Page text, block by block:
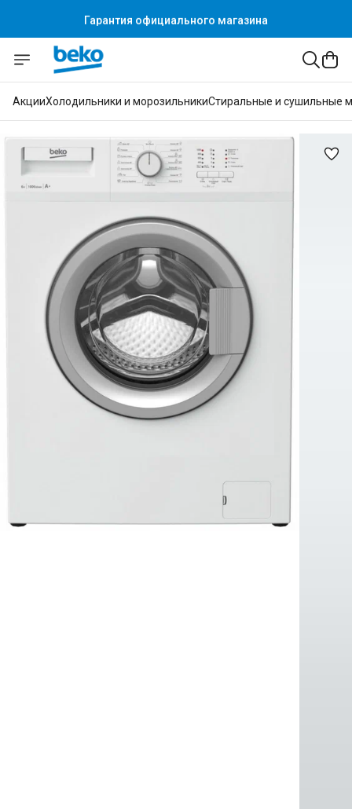
Гарантия официального магазина
АкцииХолодильники и морозильникиСтиральные и сушильные